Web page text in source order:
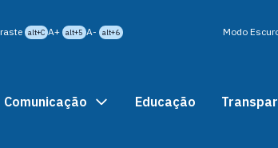
alt+C A+ alt+5 A- alt+6 Modo
Comunicação Educação